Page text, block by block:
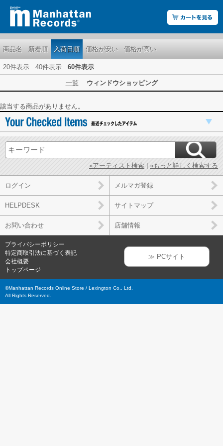
商品名 新着順 入荷日順 価格が安い 価格が高い
20件表示 40件表示 60件表示
一覧 ウィンドウショッピング
該当する商品がありません。
»アーティスト検索 | »もっと詳しく検索する
ログイン メルマガ登録
HELPDESK サイトマップ
お問い合わせ 店舗情報
プライバシーポリシー
特定商取引法に基づく表記
会社概要
トップページ
≫ PCサイト
©Manhattan Records Online Store / Lexington Co., Ltd.
All Rights Reserved.